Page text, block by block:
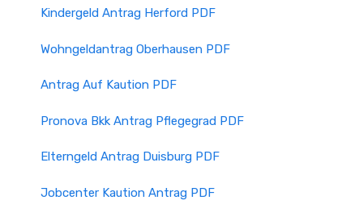
Kindergeld Antrag Herford PDF
Wohngeldantrag Oberhausen PDF
Antrag Auf Kaution PDF
Pronova Bkk Antrag Pflegegrad PDF
Elterngeld Antrag Duisburg PDF
Jobcenter Kaution Antrag PDF